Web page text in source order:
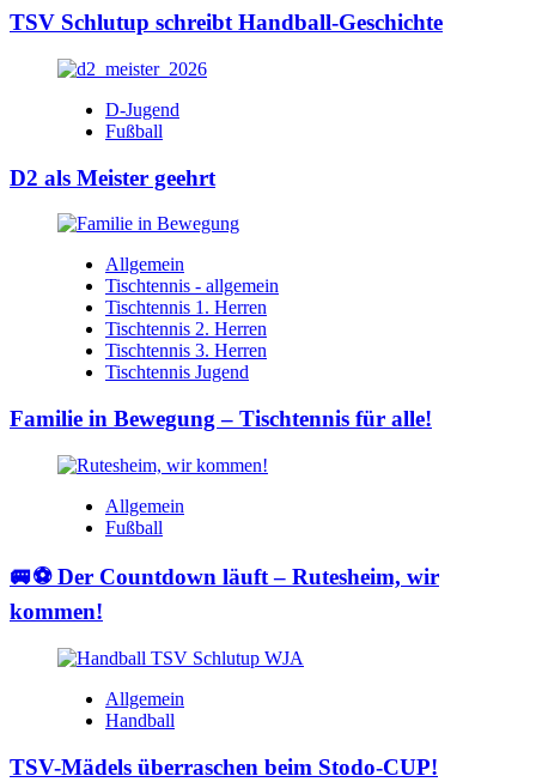
TSV Schlutup schreibt Handball-Geschichte
D-Jugend
Fußball
D2 als Meister geehrt
Allgemein
Tischtennis - allgemein
Tischtennis 1. Herren
Tischtennis 2. Herren
Tischtennis 3. Herren
Tischtennis Jugend
Familie in Bewegung – Tischtennis für alle!
Allgemein
Fußball
🚐⚽ Der Countdown läuft – Rutesheim, wir
kommen!
Allgemein
Handball
TSV-Mädels überraschen beim Stodo-CUP!